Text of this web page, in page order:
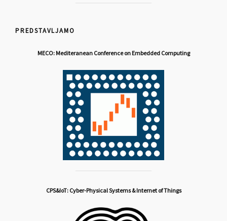
PREDSTAVLJAMO
MECO: Mediteranean Conference on Embedded Computing
CPS&IoT: Cyber-Physical Systems & Internet of Things